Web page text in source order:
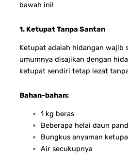
bawah ini!
1. Ketupat Tanpa Santan
Ketupat adalah hidangan wajib
umumnya disajikan dengan
ketupat sendiri tetap lezat
Bahan-bahan:
1 kg beras
Beberapa helai daun
Bungkus anyaman
Air secukupnya